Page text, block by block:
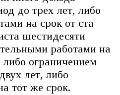
до трех лет, либо
на срок от ста
шестидесяти
работами на
либо ограничением
лет, либо
тот же срок.